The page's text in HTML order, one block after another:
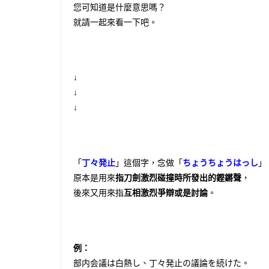
您可知道是什麼意思嗎？
就請一起來看一下吧。
↓
↓
↓
「丁々発止」這個字，念做「ちょうちょうはっし
原本是用來指刀劍激烈碰撞時所發出的鏗鏘聲 ，
後來又用來指互相激烈爭辯或是討論 。
例：
部内会議は白熱し、丁々発止の議論を続けた。